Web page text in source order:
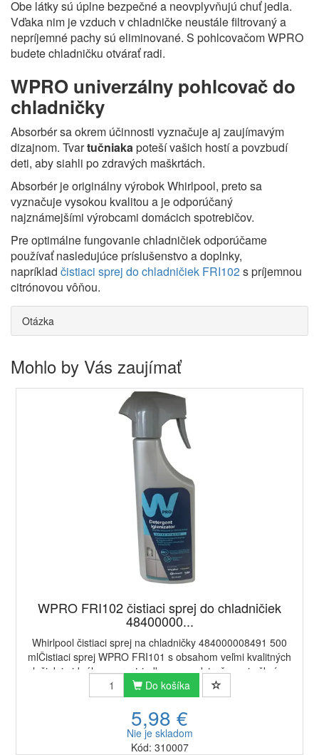
Obe látky sú úplne bezpečné a neovplyvňujú chuť jedla.
Vďaka nim je vzduch v chladničke neustále filtrovaný a
nepríjemné pachy sú eliminované. S pohlcovačom WPRO
budete chladničku otvárať radi.
WPRO univerzálny pohlcovač do
chladničky
Absorbér sa okrem účinnosti vyznačuje aj zaujímavým
dizajnom. Tvartučniakapoteší vašich hostí a povzbudí
deti, aby siahli po zdravých maškrtách.
Absorbér je originálny výrobok Whirlpool, preto sa
vyznačuje vysokou kvalitou a je odporúčaný
najznámejšími výrobcami domácich spotrebičov.
Pre optimálne fungovanie chladničiek odporúčame
používať nasledujúce príslušenstvo a doplnky,
napríklad čistiaci sprej do chladničiek FRI102s príjemnou
citrónovou vôňou.
Otázka
Mohlo by Vás zaujímať
WPRO FRI102 čistiaci sprej do chladničiek
48400000...
Whirlpool čistiaci sprej na chladničky 484000008491 500
mlČistiaci sprej WPRO FRI101 s obsahom veľmi kvalitných
zložiek je ideálnym prostriedkom na odstraňovanie škvŕn a
zvyškov jedál z vašej chladnič...
Do košíka
5,98 €
Nie je skladom
Kód: 310007